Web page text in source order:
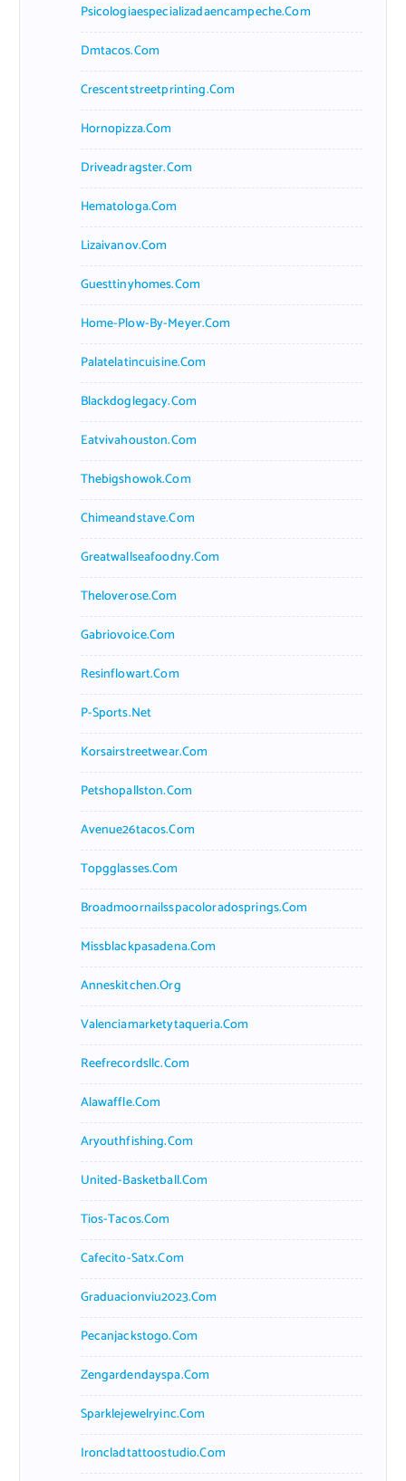
Psicologiaespecializadaencampeche.com
Dmtacos.com
Crescentstreetprinting.com
Hornopizza.com
Driveadragster.com
Hematologa.com
Lizaivanov.com
Guesttinyhomes.com
Home-Plow-By-Meyer.com
Palatelatincuisine.com
Blackdoglegacy.com
Eatvivahouston.com
Thebigshowok.com
Chimeandstave.com
Greatwallseafoodny.com
Theloverose.com
Gabriovoice.com
Resinflowart.com
P-Sports.net
Korsairstreetwear.com
Petshopallston.com
Avenue26tacos.com
Topgglasses.com
Broadmoornailsspacoloradosprings.com
Missblackpasadena.com
Anneskitchen.org
Valenciamarketytaqueria.com
Reefrecordsllc.com
Alawaffle.com
Aryouthfishing.com
United-Basketball.com
Tios-Tacos.com
Cafecito-Satx.com
Graduacionviu2023.com
Pecanjackstogo.com
Zengardendayspa.com
Sparklejewelryinc.com
Ironcladtattoostudio.com